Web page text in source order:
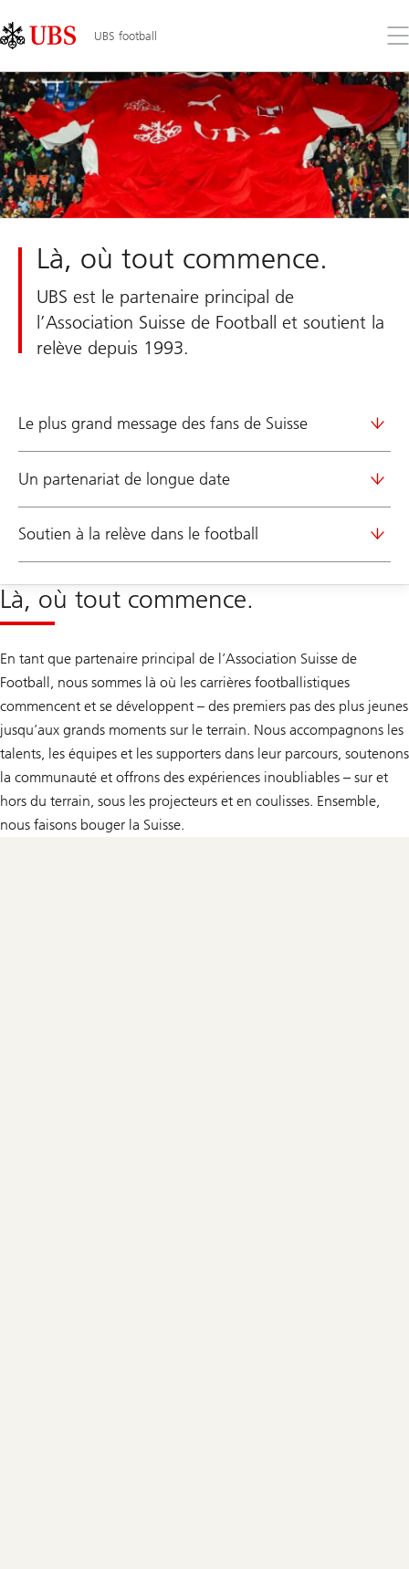
Links
Area
UBS football
le
Là, où tout commence.
UBS est le partenaire principal de
l’Association Suisse de Football et soutient la
relève depuis 1993.
Le plus grand message des fans de Suisse
Un partenariat de longue date
Soutien à la relève dans le football
Là, où tout commence.
En tant que partenaire principal de l’Association Suisse de
Football, nous sommes là où les carrières footballistiques
commencent et se développent – des premiers pas des plus jeunes
jusqu’aux grands moments sur le terrain. Nous accompagnons les
talents, les équipes et les supporters dans leur parcours, soutenons
la communauté et offrons des expériences inoubliables – sur et
hors du terrain, sous les projecteurs et en coulisses. Ensemble,
nous faisons bouger la Suisse.